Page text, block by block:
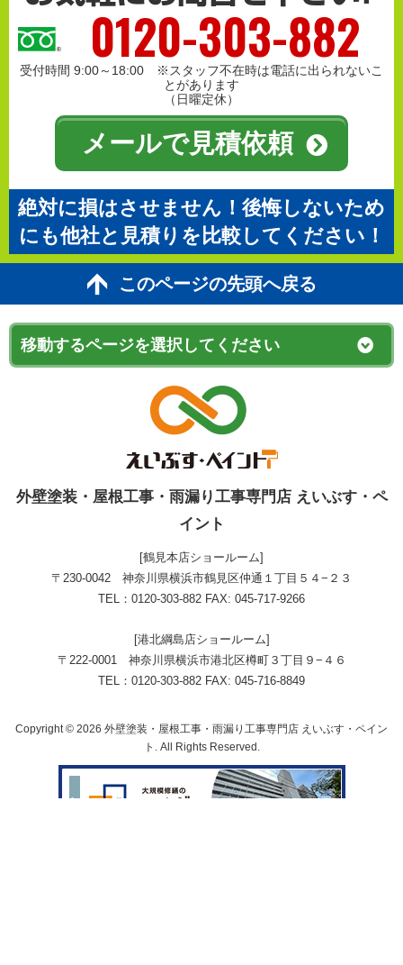
0120-303-882
受付時間 9:00～18:00 ※スタッフ不在時は電話に出られないこ
とがあります
（日曜定休）
メールで見積依頼
絶対に損はさせません！後悔しないため
にも他社と見積りを比較してください！
このページの先頭へ戻る
外壁塗装・屋根工事・雨漏り工事専門店 えいぶす・ペ
イント
[鶴見本店ショールーム]
〒230-0042 神奈川県横浜市鶴見区仲通１丁目５４−２３
TEL：0120-303-882 FAX: 045-717-9266
[港北綱島店ショールーム]
〒222-0001 神奈川県横浜市港北区樽町３丁目９−４６
TEL：0120-303-882 FAX: 045-716-8849
Copyright © 2026 外壁塗装・屋根工事・雨漏り工事専門店 えいぶす・ペイン
ト. All Rights Reserved.